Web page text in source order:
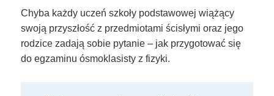
Chyba każdy uczeń szkoły podstawowej wiążący
swoją przyszłość z przedmiotami ścisłymi oraz jego
rodzice zadają sobie pytanie – jak przygotować się
do egzaminu ósmoklasisty z fizyki.